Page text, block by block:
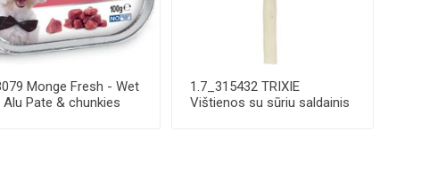
Monge Fresh - Wet
Alu Pate & chunkies
1.7_315432 TRIXIE
Vištienos su sūriu saldainis